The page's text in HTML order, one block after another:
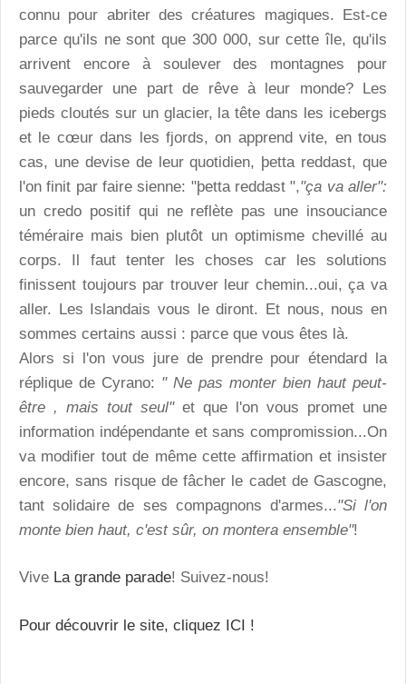
connu pour abriter des créatures magiques. Est-ce
parce qu'ils ne sont que 300 000, sur cette île, qu'ils
arrivent encore à soulever des montagnes pour
sauvegarder une part de rêve à leur monde? Les
pieds cloutés sur un glacier, la tête dans les icebergs
et le cœur dans les fjords, on apprend vite, en tous
cas, une devise de leur quotidien, þetta reddast, que
l'on finit par faire sienne: "þetta reddast ","ça va aller":
un credo positif qui ne reflète pas une insouciance
téméraire mais bien plutôt un optimisme chevillé au
corps. Il faut tenter les choses car les solutions
finissent toujours par trouver leur chemin...oui, ça va
aller. Les Islandais vous le diront. Et nous, nous en
sommes certains aussi : parce que vous êtes là.
Alors si l'on vous jure de prendre pour étendard la
réplique de Cyrano: " Ne pas monter bien haut peut-
être , mais tout seul"et que l'on vous promet une
information indépendante et sans compromission...On
va modifier tout de même cette affirmation et insister
encore, sans risque de fâcher le cadet de Gascogne,
tant solidaire de ses compagnons d'armes..."Si l'on
monte bien haut, c'est sûr, on montera ensemble"!
Vive La grande parade! Suivez-nous!
Pour découvrir le site, cliquez ICI !